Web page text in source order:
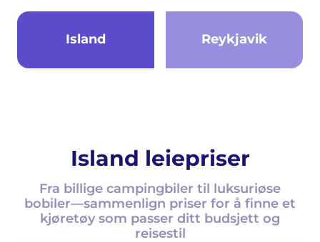
Island Reykjavik
Island leiepriser
Fra billige campingbiler til luksuriøse
bobiler—sammenlign priser for å finne et
kjøretøy som passer ditt budsjett og
reisestil